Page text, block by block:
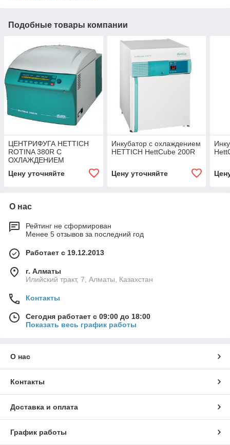
Подобные товары компании
ЦЕНТРИФУГА HETTICH
ROTINA 380R С
ОХЛАЖДЕНИЕМ
Цену уточняйте
Инкубатор с охлаждением
HETTICH HettCube 200R
Цену уточняйте
О нас
Рейтинг не сформирован
Менее 5 отзывов за последний год
Работает с 19.12.2013
г. Алматы
Илийский тракт, 7, Алматы, Казахстан
Контакты
Сегодня работает с 09:00 до 18:00
Показать весь график работы
О нас
Контакты
Доставка и оплата
График работы